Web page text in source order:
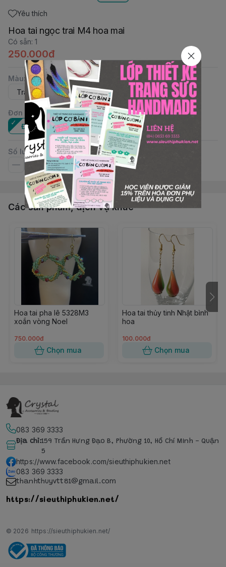
Yêu thích
Hoa tai ngọc trai M4 hoa mai
Có sẵn: 1
250.000đ
Màu:
Trắng - vàng
Hồng Xanh 302 Trắng
Đơn vị
Đôi
Số lượng
Các sản phẩm, dịch vụ khác
Hoa tai pha lê 5328M3
xoắn vòng Noel
750.000đ
Chọn mua
Hoa tai thủy tinh Nhật bình
hoa
100.000đ
Chọn mua
083 369 3333
Địa chỉ:159 Trần Hưng Đạo B, Phường 10, Hồ Chí Minh - Quận
5
https://www.facebook.com/sieuthiphukien.net
083 369 3333
thanhthuyvtt81@gmail.com
https://sieuthiphukien.net/
© 2026 https://sieuthiphukien.net/